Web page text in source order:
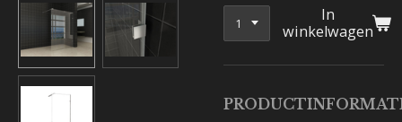
In
winkelwagen